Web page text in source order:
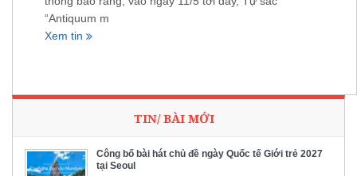
“Antiquum m
Xem tin
TIN/ BÀI MỚI
Công bố bài hát chủ đề ngày Quốc tế Giới trẻ 2027
tại Seoul